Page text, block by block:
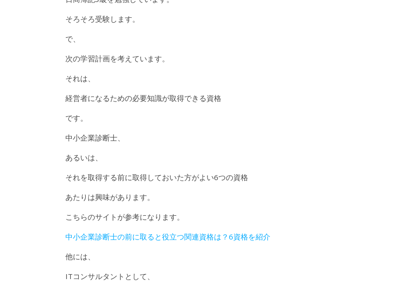
そろそろ受験します。
で、
次の学習計画を考えています。
それは、
経営者になるための必要知識が取得できる資格
です。
中小企業診断士、
あるいは、
それを取得する前に取得しておいた方がよい6つの資格
あたりは興味があります。
こちらのサイトが参考になります。
中小企業診断士の前に取ると役立つ関連資格は？6資格を紹介
他には、
ITコンサルタントとして、